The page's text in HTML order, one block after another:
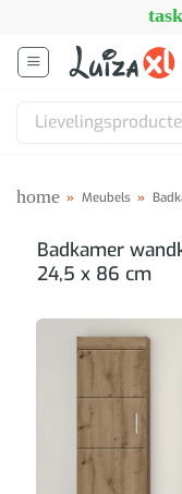
inhoud
Zoeken
home » Meubels »
Badkamer
24,5 x 86 cm